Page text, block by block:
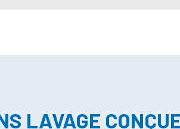
LAVAGE